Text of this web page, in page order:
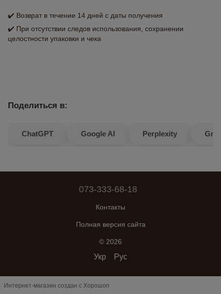
✔️ Возврат в течение 14 дней с даты получения
✔️ При отсутствии следов использования, сохранении
целостности упаковки и чека
Поделиться в:
ChatGPT Google AI Perplexity
073-333-68-18
Контакты
Полная версия сайта
© 2026
Укр Рус
Интернет-магазин создан с Хорошоп